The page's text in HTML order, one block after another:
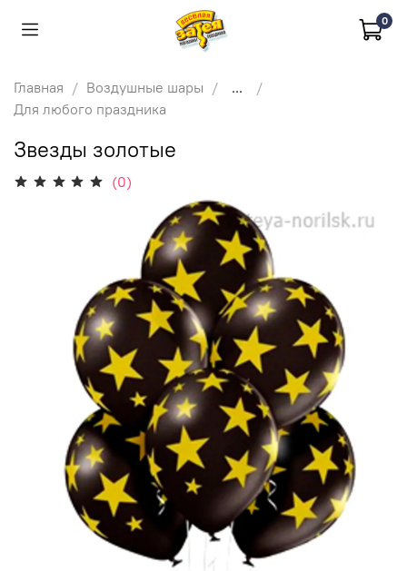
0
Главная Воздушные шары
...
Для любого праздника
Звезды золотые
(0)